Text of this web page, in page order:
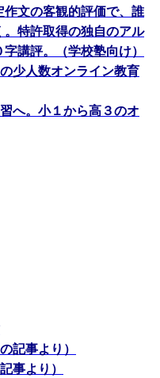
文の客観的評価で、誰
特許取得の独自のアル
講評。（学校塾向け）
少人数オンライン教育
へ。小１から高３のオ
記事より）
事より）